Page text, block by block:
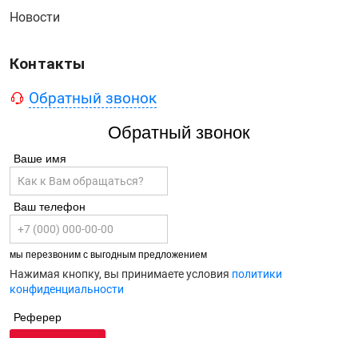
Новости
Контакты
Обратный звонок
Обратный звонок
Ваше имя
Ваш телефон
мы перезвоним с выгодным предложением
Нажимая кнопку, вы принимаете условия политики
конфиденциальности
Реферер